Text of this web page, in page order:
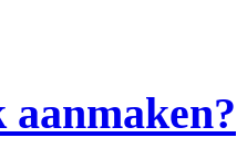
aanmaken?